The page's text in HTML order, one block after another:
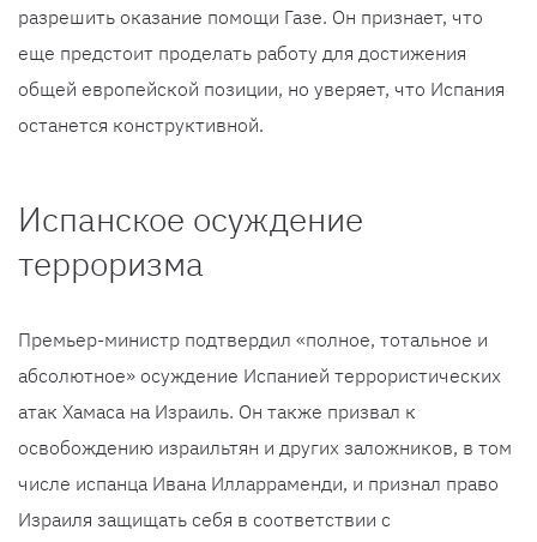
разрешить оказание помощи Газе. Он признает, что
еще предстоит проделать работу для достижения
общей европейской позиции, но уверяет, что Испания
останется конструктивной.
Испанское осуждение
терроризма
Премьер-министр подтвердил «полное, тотальное и
абсолютное» осуждение Испанией террористических
атак Хамаса на Израиль. Он также призвал к
освобождению израильтян и других заложников, в том
числе испанца Ивана Илларраменди, и признал право
Израиля защищать себя в соответствии с